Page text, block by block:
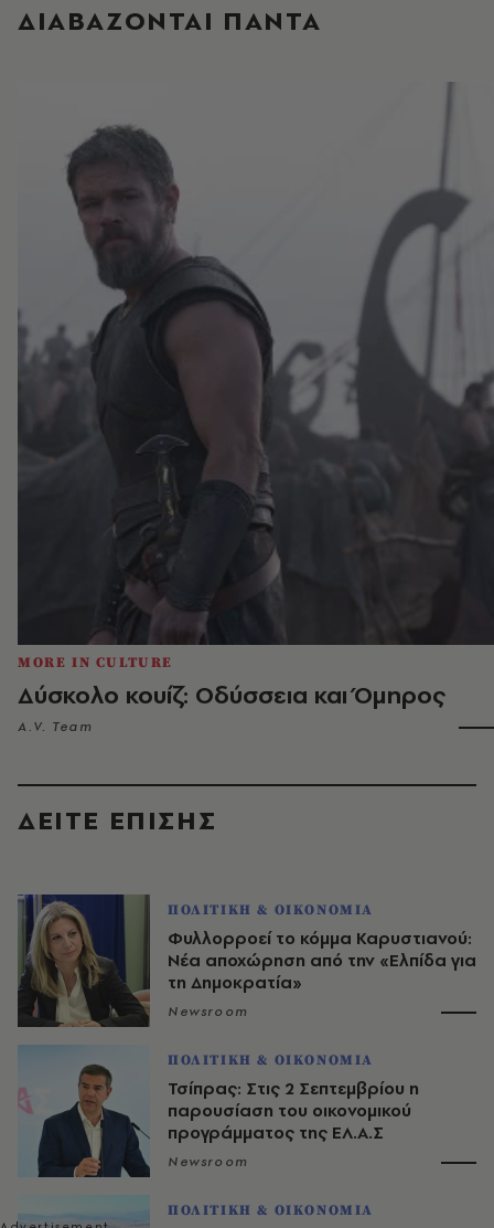
ΔΙΑΒΑΖΟΝΤΑΙ ΠΑΝΤΑ
MORE IN CULTURE
Δύσκολο κουίζ: Οδύσσεια και Όμηρος
A.V. Team
ΔΕΙΤΕ ΕΠΙΣΗΣ
ΠΟΛΙΤΙΚΗ & ΟΙΚΟΝΟΜΙΑ
Φυλλορροεί το κόμμα Καρυστιανού:
Νέα αποχώρηση από την «Ελπίδα για
τη Δημοκρατία»
Newsroom
ΠΟΛΙΤΙΚΗ & ΟΙΚΟΝΟΜΙΑ
Τσίπρας: Στις 2 Σεπτεμβρίου η
παρουσίαση του οικονομικού
προγράμματος της ΕΛ.Α.Σ
Newsroom
ΠΟΛΙΤΙΚΗ & ΟΙΚΟΝΟΜΙΑ